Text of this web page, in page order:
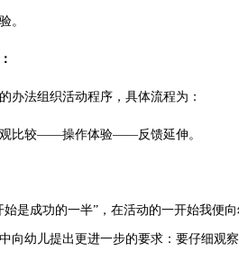
。
法组织活动程序，具体流程为：
较——操作体验——反馈延伸。
成功的一半”，在活动的一开始我便向
向幼儿提出更进一步的要求：要仔细观